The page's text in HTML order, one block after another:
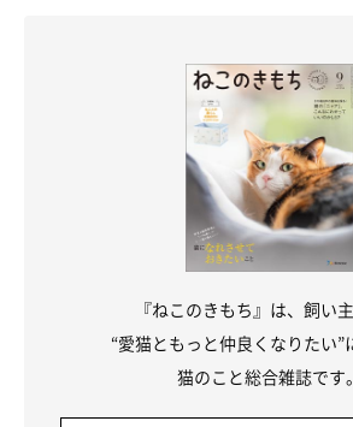
『ねこのきもち』は、飼い
“愛猫ともっと仲良くなりたい”
猫のこと総合雑誌です。